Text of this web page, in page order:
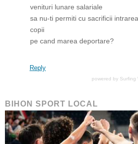
venituri lunare salariale
sa nu-ti permiti cu sacrificii
copii
pe cand marea deportare?
Reply
powered by Surfing
BIHON SPORT LOCAL